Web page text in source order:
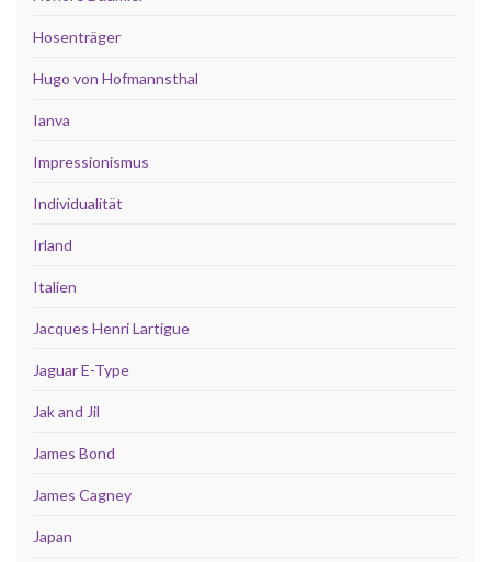
Hosenträger
Hugo von Hofmannsthal
Ianva
Impressionismus
Individualität
Irland
Italien
Jacques Henri Lartigue
Jaguar E-Type
Jak and Jil
James Bond
James Cagney
Japan